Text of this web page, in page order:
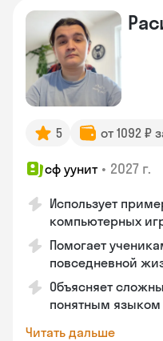
5 от 1092 ₽
сф уунит • 2027 г.
Использует
компьютерных
Помогает
повседневной
Объясняет
понятным языком
Читать дальше